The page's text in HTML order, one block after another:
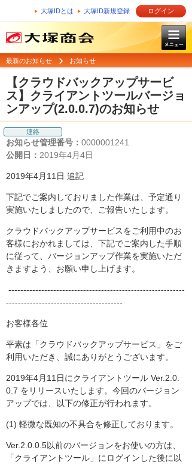
大塚IDとは 大塚ID新規登録 ログイン
最新のお知らせ お知らせ
【クラウドバックアップサービ
ス】クライアントツールバージョ
ンアップ(2.0.0.7)のお知らせ
連絡
お知らせ管理番号： 0000001241
公開日： 2019年4月4日
2019年4月11日 追記
下記でご案内しておりました作業は、予定通り
実施いたしましたので、ご報告いたします。
クラウドバックアップサービスをご利用中のお
客様におかれましては、下記でご案内した手順
に従って、バージョンアップ作業を実施いただ
きますよう、お願い申し上げます。
-----------------------------------------------------------
---------------------------------------
お客様各位
平素は「クラウドバックアップサービス」をご
利用いただき、誠にありがとうございます。
2019年4月11日にクライアントツール Ver.2.0.
0.7 をリリースいたします。今回のバージョン
アップでは、以下の修正が行われます。
(1) 軽微な既知の不具合を修正しております。
Ver.2.0.0.5以前のバージョンをお使いの方は、
「クライアントツール」にログインした後に以